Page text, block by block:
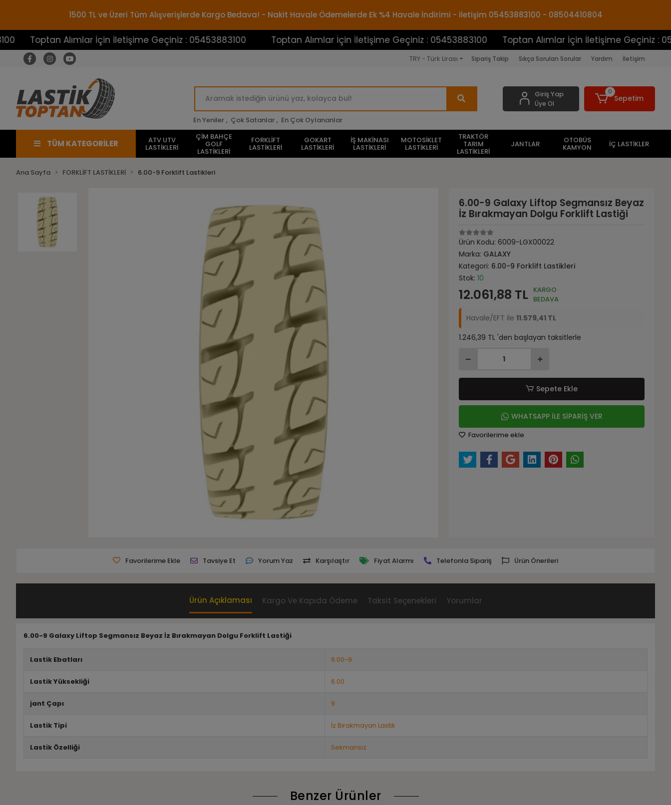
1500 TL ve Üzeri Tüm Alışverişlerde Kargo Bedava! - Nakit Havale Ödemelerde Ek %4 Havale İndirimi - İletişim 05453883100 - 08504410804
Alımlar İçin İletişime Geçiniz : 05453883100 Toptan Alımlar İçin İletişime Geçiniz : 05453883100 Toptan Alımlar İçin İletişime Geçiniz :
TRY - Türk Lirası Sipariş Takip Sıkça Sorulan Sorular Yardım İletişim
En Yeniler , Çok Satanlar , En Çok Oylananlar
Giriş Yap
Üye Ol
0
Sepetim
TÜM KATEGORİLER ATV UTV
LASTİKLERİ
ÇİM BAHÇE
GOLF
LASTİKLERİ
FORKLİFT
LASTİKLERİ
GOKART
LASTİKLERİ
İŞ MAKİNASI
LASTİKLERİ
MOTOSİKLET
LASTİKLERİ
TRAKTÖR
TARIM
LASTİKLERİ
JANTLAR OTOBÜS
KAMYON İÇ LASTİKLER
Ana Sayfa FORKLİFT LASTİKLERİ 6.00-9 Forklift Lastikleri
6.00-9 Galaxy Liftop Segmansız Beyaz
İz Bırakmayan Dolgu Forklift Lastiği
Ürün Kodu:6009-LGX00022
Marka: GALAXY
Kategori: 6.00-9 Forklift Lastikleri
Stok:10
12.061,88 TL KARGO
BEDAVA
Havale/EFT ile11.579,41 TL
1.246,39 TL 'den başlayan taksitlerle
Sepete Ekle
WHATSAPP İLE SİPARİŞ VER
Favorilerime ekle
Favorilerime Ekle Tavsiye Et Yorum Yaz Karşılaştır Fiyat Alarmı Telefonla Sipariş Ürün Önerileri
Ürün Açıklaması Kargo Ve Kapıda Ödeme Taksit Seçenekleri Yorumlar
6.00-9 Galaxy Liftop Segmansız Beyaz İz Bırakmayan Dolgu Forklift Lastiği
Lastik Ebatları 6.00-9
Lastik Yüksekliği 6.00
jant Çapı 9
Lastik Tipi İz Bırakmayan Lastik
Lastik Özelliği Sekmansız
Benzer Ürünler